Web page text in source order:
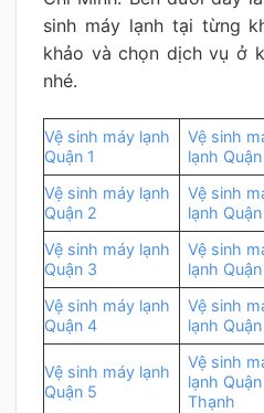
sinh máy lạnh tại từng
khảo và chọn dịch vụ ở
nhé.
Vệ sinh máy lạnh
Quận 1
Vệ sinh
lạnh
Vệ sinh máy lạnh
Quận 2
Vệ sinh
lạnh
Vệ sinh máy lạnh
Quận 3
Vệ sinh
lạnh Quận
Vệ sinh máy lạnh
Quận 4
Vệ sinh
lạnh
Vệ sinh máy lạnh
Quận 5
Vệ sinh
lạnh
Thạnh